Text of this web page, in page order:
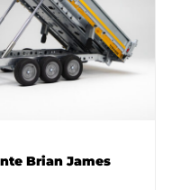
Brian James